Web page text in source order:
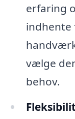
erfaring
indhente
vælge
behov.